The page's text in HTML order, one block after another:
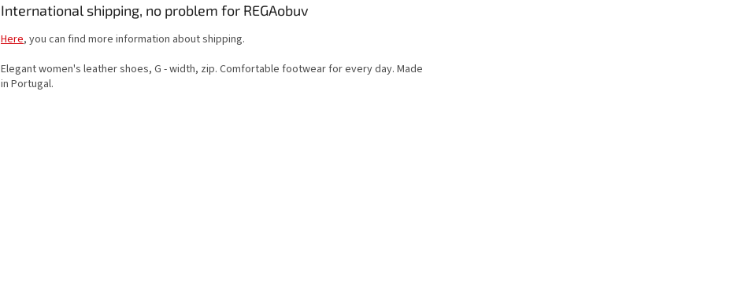
International shipping, no problem for REGAobuv
Here, you can find more information about shipping.
Elegant women's leather shoes, G - width, zip. Comfortable footwear for every day. Made
in Portugal.